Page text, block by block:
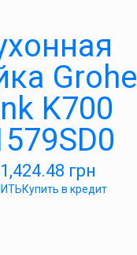
Grohe
K700
грн
Купить в кредит